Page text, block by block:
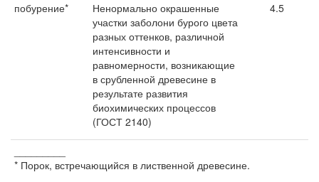
побурение*
Ненормально окрашенные
участки заболони бурого цвета
разных оттенков, различной
интенсивности и
равномерности, возникающие
в срубленной древесине в
результате развития
биохимических процессов
(ГОСТ 2140)
4.5
* Порок, встречающийся в лиственной древесине.